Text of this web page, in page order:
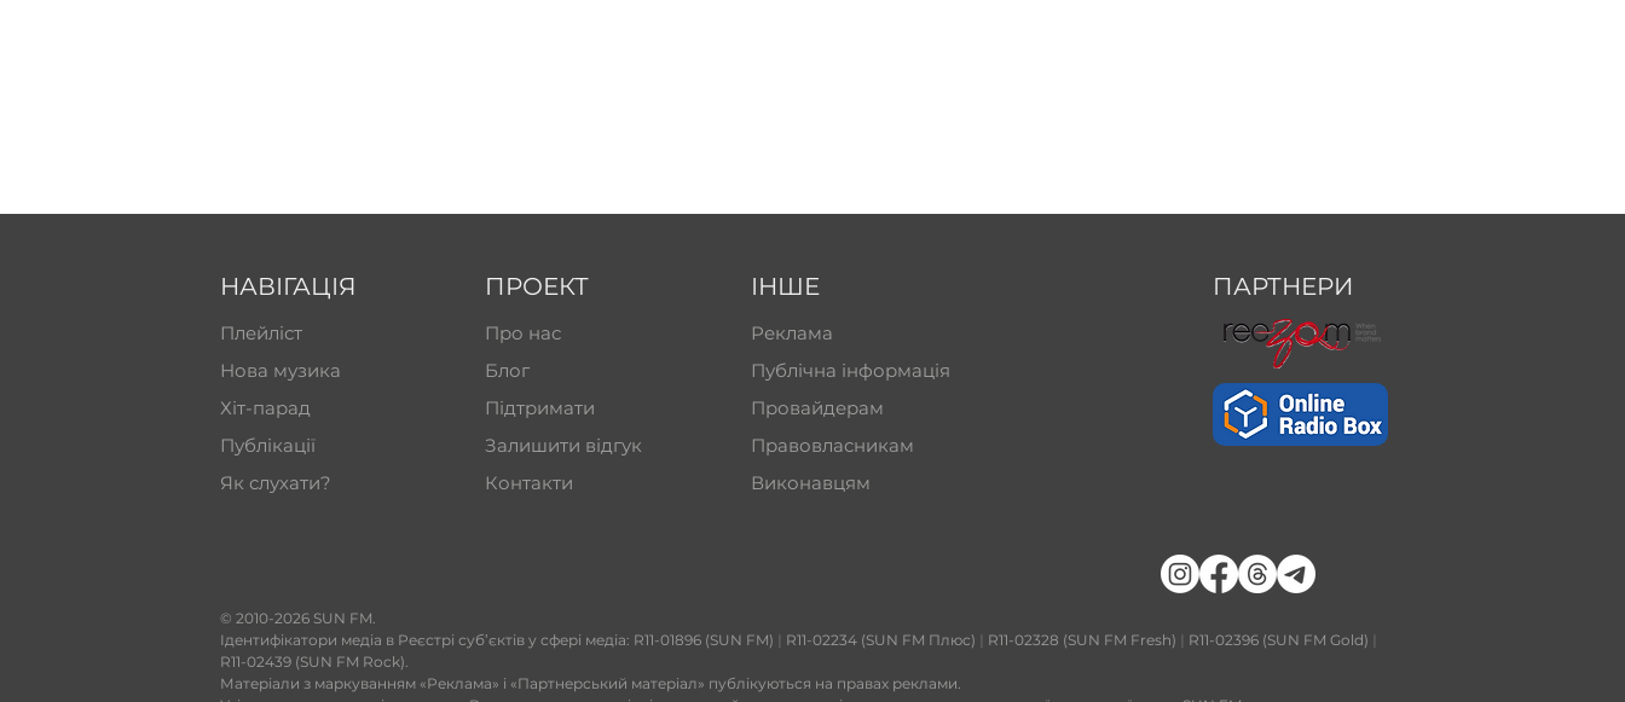
НАВІГАЦІЯ
Плейліст
Нова музика
Хіт-парад
Публікації
Як слухати?
ПРОЕКТ
Про нас
Блог
Підтримати
Залишити відгук
Контакти
ІНШЕ
Реклама
Публічна інформація
Провайдерам
Правовласникам
Виконавцям
ПАРТНЕРИ
​© 2010-2026 SUN FM.
Ідентифікатори медіа в Реєстрі суб’єктів у сфері медіа: R11-01896 (SUN FM) | R11-02234 (SUN FM Плюс) | R11-02328 (SUN FM Fresh) | R11-02396 (SUN FM Gold) |
R11-02439 (SUN FM Rock).
Матеріали з маркуванням «Реклама» і «Партнерський матеріал» публікуються на правах реклами.